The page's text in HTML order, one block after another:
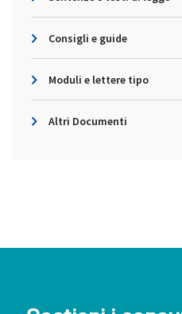
Consigli e guide
Moduli e lettere tipo
Altri Documenti